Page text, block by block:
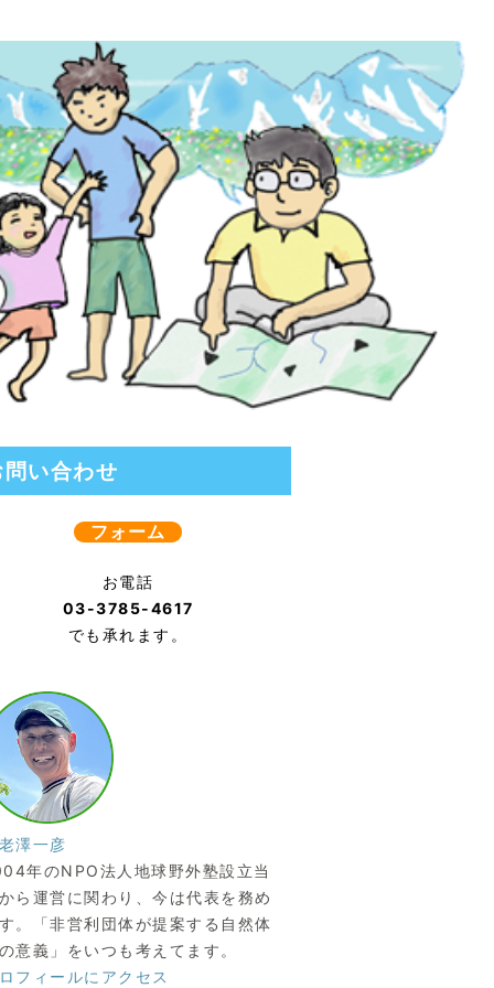
問い合わせ
フォーム
お電話
03-3785-4617
でも承れます。
澤一彦
年のNPO法人地球野外塾設立当
ら運営に関わり、今は代表を務め
。「非営利団体が提案する自然体
意義」をいつも考えてます。
フィールにアクセス